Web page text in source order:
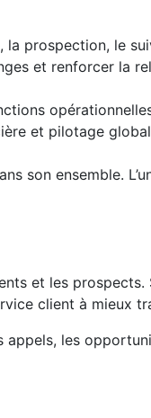
la prospection, le
et renforcer la
et pilotage
son ensemble.
et les
client à mieux
appels, les